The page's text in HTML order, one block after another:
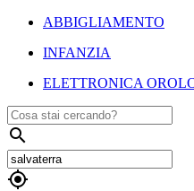
ABBIGLIAMENTO
INFANZIA
ELETTRONICA

